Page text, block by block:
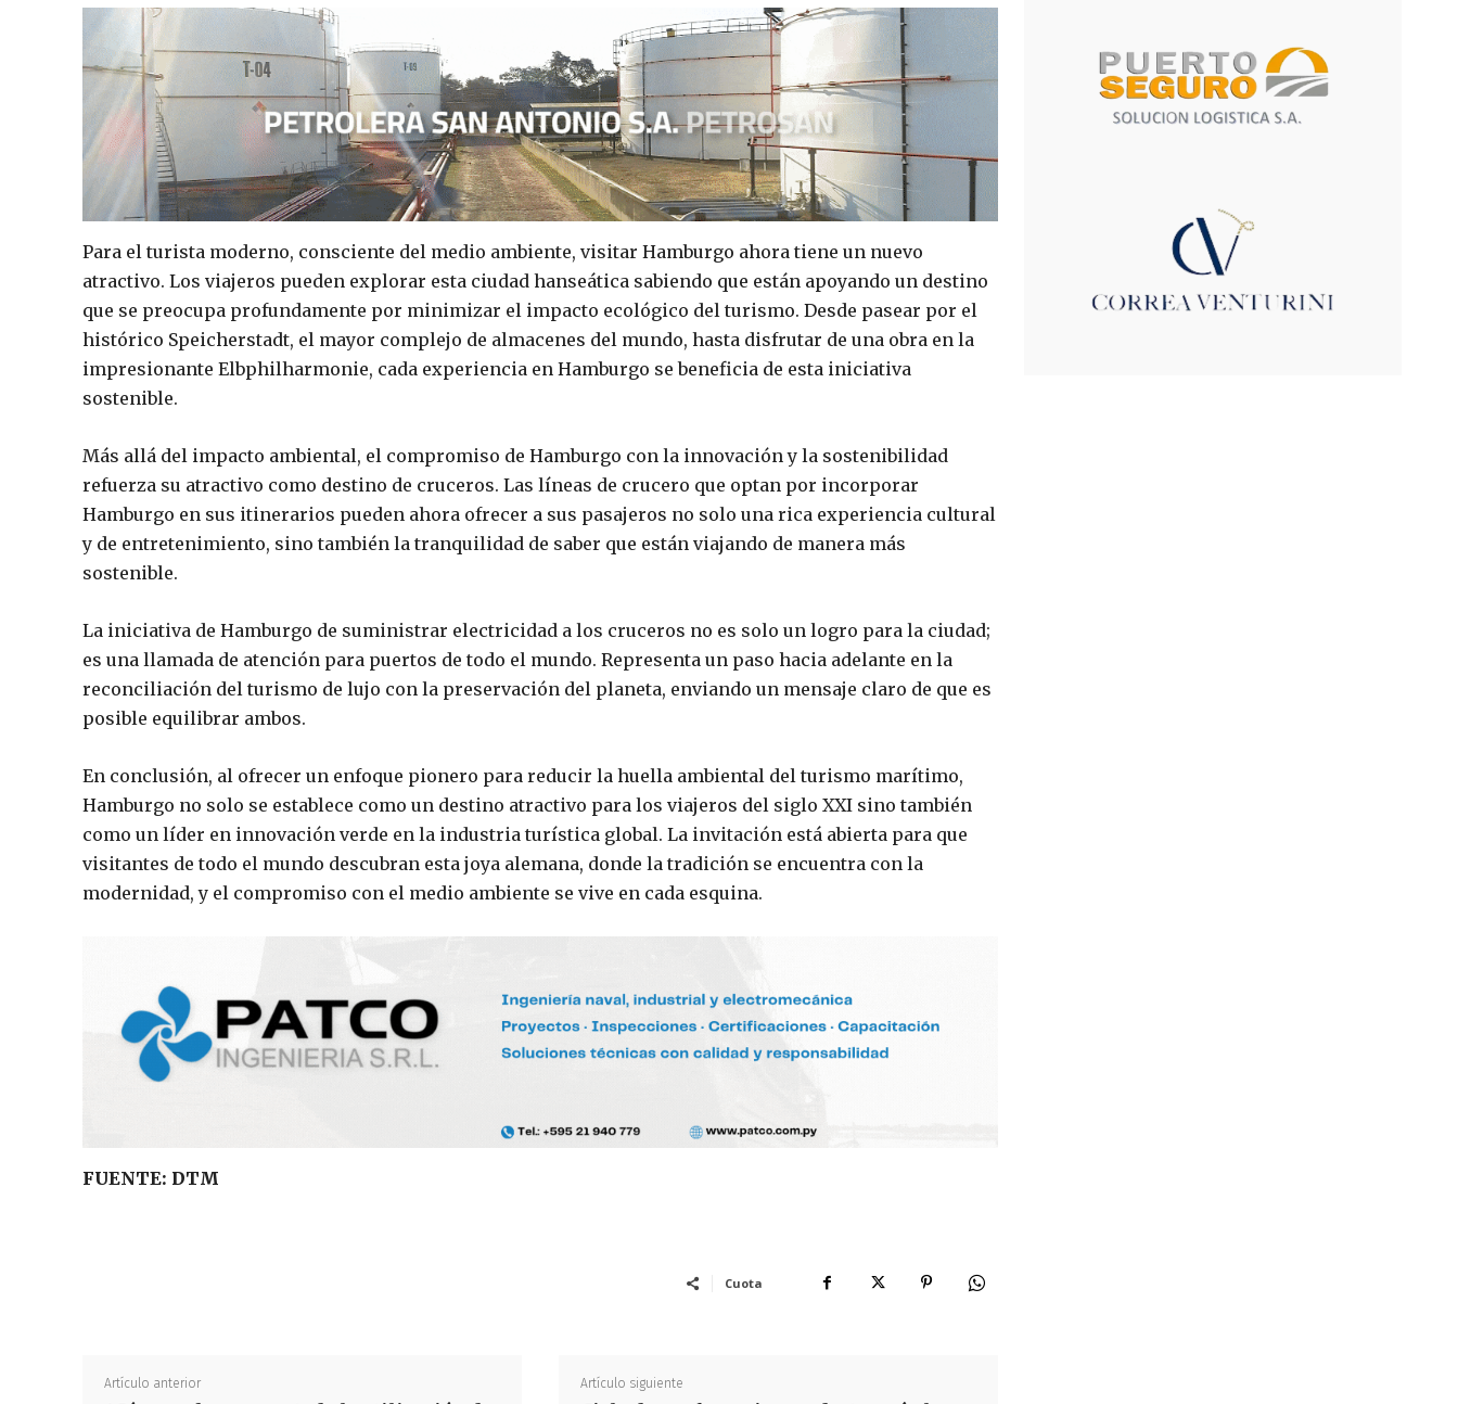
Para el turista moderno, consciente del medio ambiente, visitar Hamburgo ahora tiene un nuevo
atractivo. Los viajeros pueden explorar esta ciudad hanseática sabiendo que están apoyando un destino
que se preocupa profundamente por minimizar el impacto ecológico del turismo. Desde pasear por el
histórico Speicherstadt, el mayor complejo de almacenes del mundo, hasta disfrutar de una obra en la
impresionante Elbphilharmonie, cada experiencia en Hamburgo se beneficia de esta iniciativa
sostenible.
Más allá del impacto ambiental, el compromiso de Hamburgo con la innovación y la sostenibilidad
refuerza su atractivo como destino de cruceros. Las líneas de crucero que optan por incorporar
Hamburgo en sus itinerarios pueden ahora ofrecer a sus pasajeros no solo una rica experiencia cultural
y de entretenimiento, sino también la tranquilidad de saber que están viajando de manera más
sostenible.
La iniciativa de Hamburgo de suministrar electricidad a los cruceros no es solo un logro para la ciudad;
es una llamada de atención para puertos de todo el mundo. Representa un paso hacia adelante en la
reconciliación del turismo de lujo con la preservación del planeta, enviando un mensaje claro de que es
posible equilibrar ambos.
En conclusión, al ofrecer un enfoque pionero para reducir la huella ambiental del turismo marítimo,
Hamburgo no solo se establece como un destino atractivo para los viajeros del siglo XXI sino también
como un líder en innovación verde en la industria turística global. La invitación está abierta para que
visitantes de todo el mundo descubran esta joya alemana, donde la tradición se encuentra con la
modernidad, y el compromiso con el medio ambiente se vive en cada esquina.
FUENTE: DTM
Cuota
Artículo anterior Artículo siguiente